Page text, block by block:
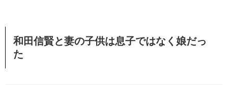
和田信賢と妻の子供は息子ではなく娘だっ
た